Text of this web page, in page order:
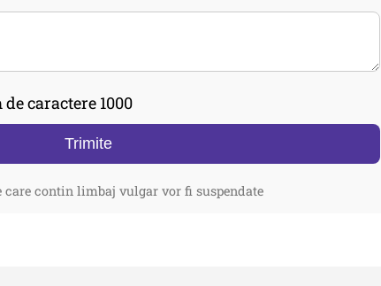
caractere 1000
Trimite
care contin limbaj vulgar vor fi suspendate